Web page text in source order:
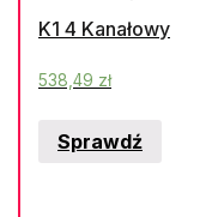
K1 4 Kanałowy
538,49 zł
Sprawdź